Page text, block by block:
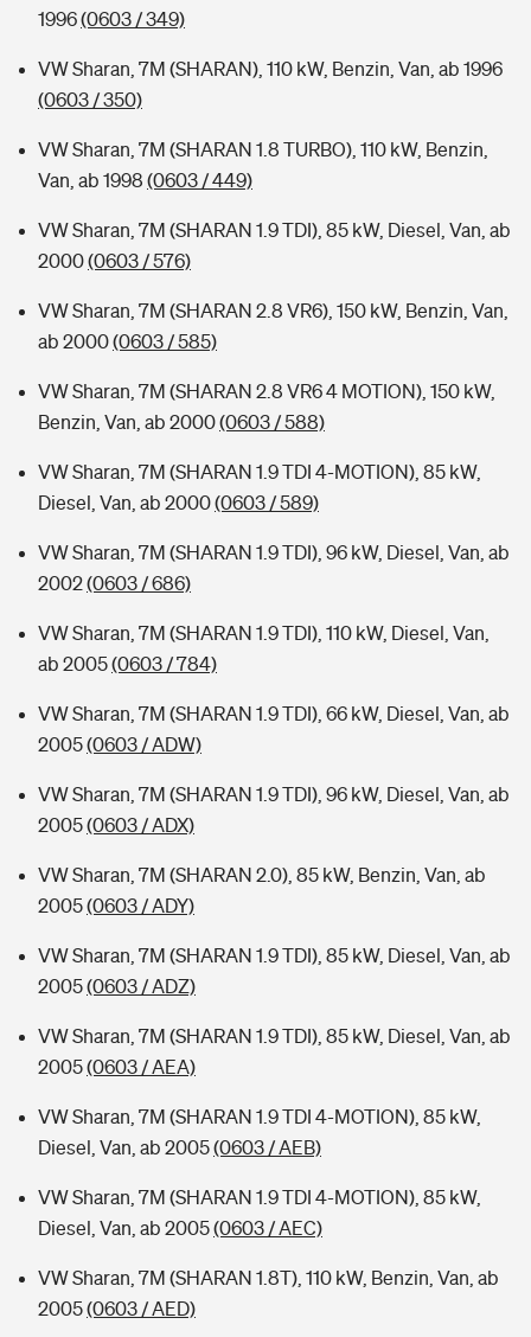
1996(0603 / 349)
VW Sharan, 7M (SHARAN), 110 kW, Benzin, Van, ab 1996
(0603 / 350)
VW Sharan, 7M (SHARAN 1.8 TURBO), 110 kW, Benzin,
Van, ab 1998 (0603 / 449)
VW Sharan, 7M (SHARAN 1.9 TDI), 85 kW, Diesel, Van, ab
2000(0603 / 576)
VW Sharan, 7M (SHARAN 2.8 VR6), 150 kW, Benzin, Van,
ab 2000(0603 / 585)
VW Sharan, 7M (SHARAN 2.8 VR6 4 MOTION), 150 kW,
Benzin, Van, ab 2000(0603 / 588)
VW Sharan, 7M (SHARAN 1.9 TDI 4-MOTION), 85 kW,
Diesel, Van, ab 2000(0603 / 589)
VW Sharan, 7M (SHARAN 1.9 TDI), 96 kW, Diesel, Van, ab
2002(0603 / 686)
VW Sharan, 7M (SHARAN 1.9 TDI), 110 kW, Diesel, Van,
ab 2005(0603 / 784)
VW Sharan, 7M (SHARAN 1.9 TDI), 66 kW, Diesel, Van, ab
2005(0603 / ADW)
VW Sharan, 7M (SHARAN 1.9 TDI), 96 kW, Diesel, Van, ab
2005(0603 / ADX)
VW Sharan, 7M (SHARAN 2.0), 85 kW, Benzin, Van, ab
2005(0603 / ADY)
VW Sharan, 7M (SHARAN 1.9 TDI), 85 kW, Diesel, Van, ab
2005(0603 / ADZ)
VW Sharan, 7M (SHARAN 1.9 TDI), 85 kW, Diesel, Van, ab
2005(0603 / AEA)
VW Sharan, 7M (SHARAN 1.9 TDI 4-MOTION), 85 kW,
Diesel, Van, ab 2005(0603 / AEB)
VW Sharan, 7M (SHARAN 1.9 TDI 4-MOTION), 85 kW,
Diesel, Van, ab 2005(0603 / AEC)
VW Sharan, 7M (SHARAN 1.8T), 110 kW, Benzin, Van, ab
2005(0603 / AED)